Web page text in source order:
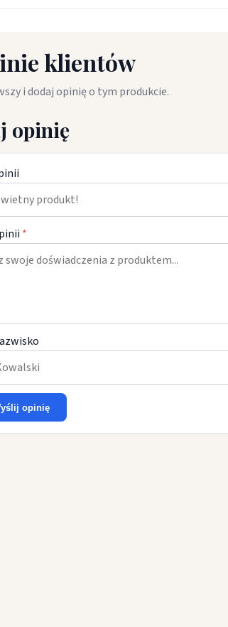
klientów
i dodaj opinię o tym produkcie.
opinię
*
opinię